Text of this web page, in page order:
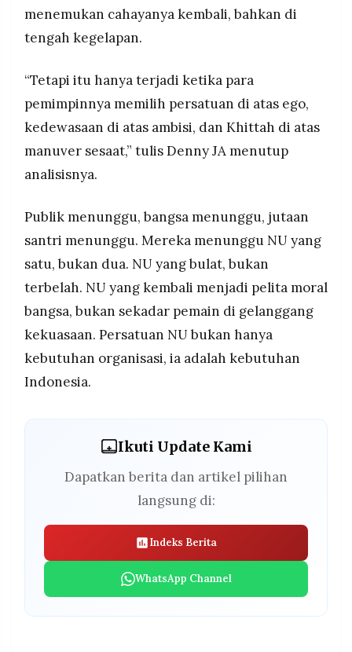
menemukan cahayanya kembali, bahkan di
tengah kegelapan.
“Tetapi itu hanya terjadi ketika para
pemimpinnya memilih persatuan di atas ego,
kedewasaan di atas ambisi, dan Khittah di atas
manuver sesaat,” tulis Denny JA menutup
analisisnya.
Publik menunggu, bangsa menunggu, jutaan
santri menunggu. Mereka menunggu NU yang
satu, bukan dua. NU yang bulat, bukan
terbelah. NU yang kembali menjadi pelita moral
bangsa, bukan sekadar pemain di gelanggang
kekuasaan. Persatuan NU bukan hanya
kebutuhan organisasi, ia adalah kebutuhan
Indonesia.
Ikuti Update Kami
Dapatkan berita dan artikel pilihan
langsung di:
Indeks Berita
WhatsApp Channel